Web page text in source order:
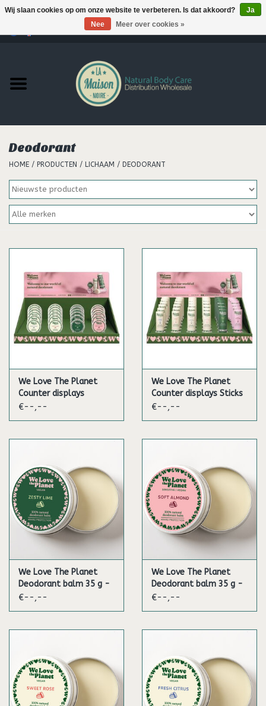
Producten
MERKEN
Hair
Nieuws
Deodorant
HOME / PRODUCTEN / LICHAAM / DEODORANT
We Love The Planet
Counter displays
deodorant balm
€--,--
We Love The Planet
Counter displays Sticks
€--,--
We Love The Planet
Deodorant balm 35 g -
Zesty Lime (Vegan)
€--,--
We Love The Planet
Deodorant balm 35 g -
Soft Almond (Vegan)
€--,--
Wij slaan cookies op om onze website te verbeteren. Is dat akkoord?
Ja
Nee
Meer over cookies »